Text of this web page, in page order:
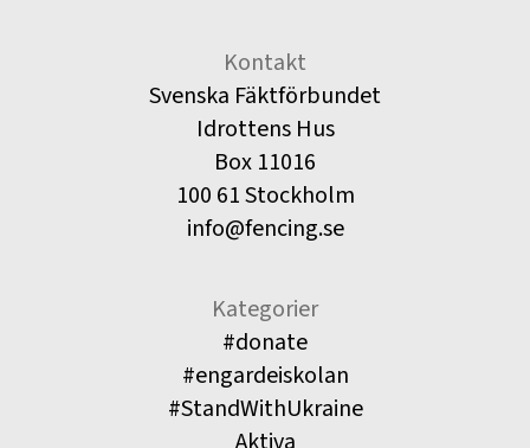
Kontakt
Svenska Fäktförbundet
Idrottens Hus
Box 11016
100 61 Stockholm
info@fencing.se
Kategorier
#donate
#engardeiskolan
#StandWithUkraine